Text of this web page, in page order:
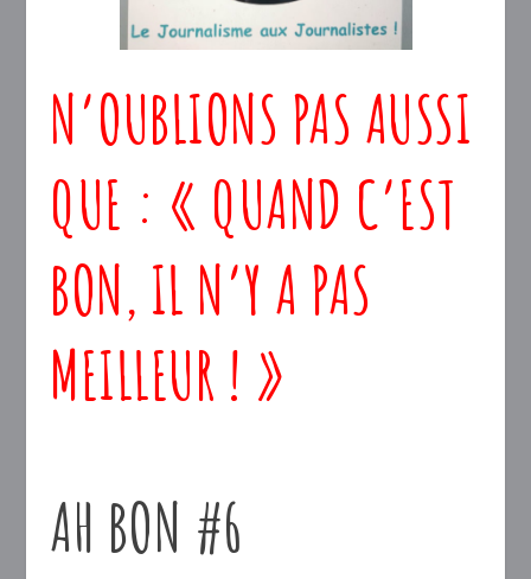
N’OUBLIONS PAS AUSSI
QUE : « QUAND C’EST
BON, IL N’Y A PAS
MEILLEUR ! »
AH BON #6